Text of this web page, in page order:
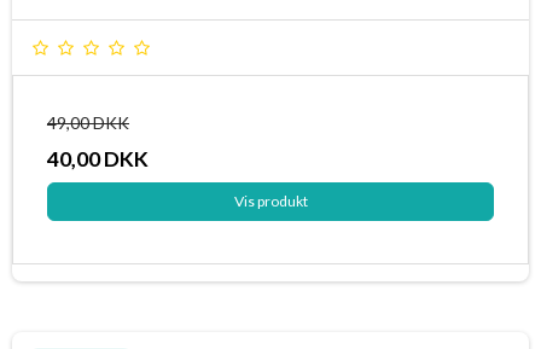
49,00 DKK
40,00 DKK
Vis produkt